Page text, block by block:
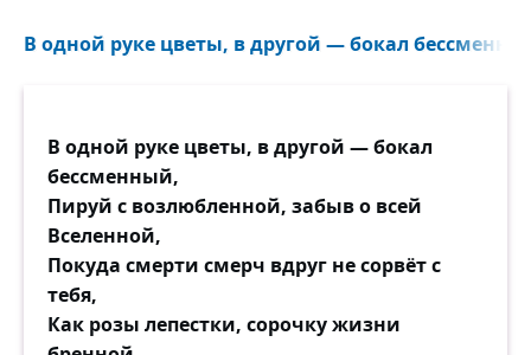
В одной руке цветы, в другой — бокал
В одной руке цветы, в другой — бокал
бессменный,
Пируй с возлюбленной, забыв о всей
Вселенной,
Покуда смерти смерч вдруг не сорвёт с
тебя,
Как розы лепестки, сорочку жизни